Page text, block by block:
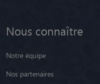
Nous connaître
Notre équipe
Nos partenaires